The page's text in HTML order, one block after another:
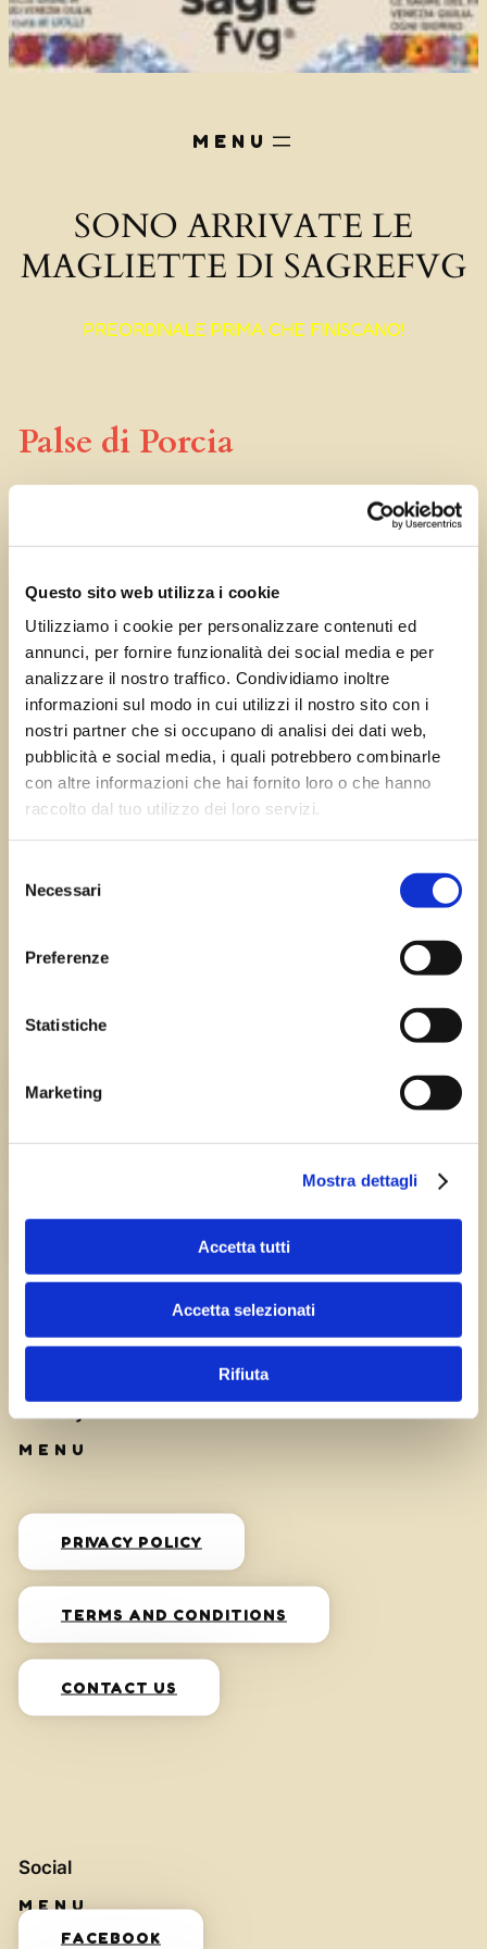
Questo sito web utilizza i cookie
Utilizziamo i cookie per personalizzare contenuti ed
annunci, per fornire funzionalità dei social media e per
analizzare il nostro traffico. Condividiamo inoltre
informazioni sul modo in cui utilizzi il nostro sito con i
nostri partner che si occupano di analisi dei dati web,
pubblicità e social media, i quali potrebbero combinarle
con altre informazioni che hai fornito loro o che hanno
raccolto dal tuo utilizzo dei loro servizi.
delNecessari
Preferenze
Statistiche
Marketing
Mostra dettagli
Accetta tutti
Accetta selezionati
Rifiuta
SONO ARRIVATE LE
MAGLIETTE DI SAGREFVG
PREORDINALE PRIMA CHE FINISCANO!
Palse di Porcia
← Precedente: Gemona
del Friuli
Successivo:
Zoppola
→
Errore:Modulo di contatto non trovato.
Chi siamo
TEAM
PRIVACY POLICY
TERMS AND CONDITIONS
CONTACT US
Social
FACEBOOK